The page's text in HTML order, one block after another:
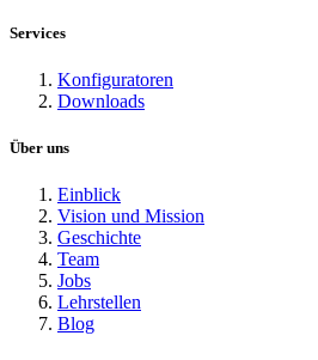
Services
Konfiguratoren
Downloads
Über uns
Einblick
Vision und Mission
Geschichte
Team
Jobs
Lehrstellen
Blog